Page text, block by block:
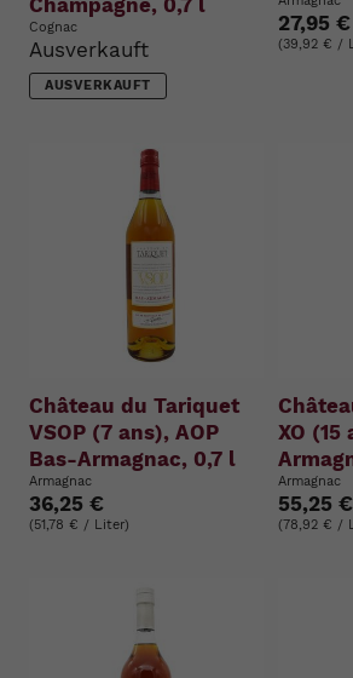
Cognac
Ausverkauft
AUSVERKAUFT
27,95 €
(39,92 € /
Château du Tariquet
VSOP (7 ans), AOP
Bas-Armagnac, 0,7 l
Armagnac
36,25 €
(51,78 € / Liter)
XO (15
Armagnac
55,25 €
(78,92 € /